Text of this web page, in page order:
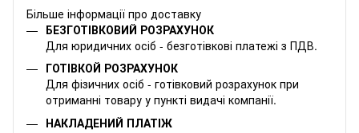
Більше інформації про доставку
БЕЗГОТІВКОВИЙ РОЗРАХУНОК
Для юридичних осіб - безготівкові платежі з ПДВ.
ГОТІВКОЙ РОЗРАХУНОК
Для фізичних осіб - готівковий розрахунок при
отриманні товару у пункті видачі компанії.
НАКЛАДЕНИЙ ПЛАТІЖ